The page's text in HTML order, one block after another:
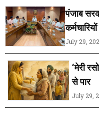
पंजाब
July 29,
‘मेरी
से पार
July 29,